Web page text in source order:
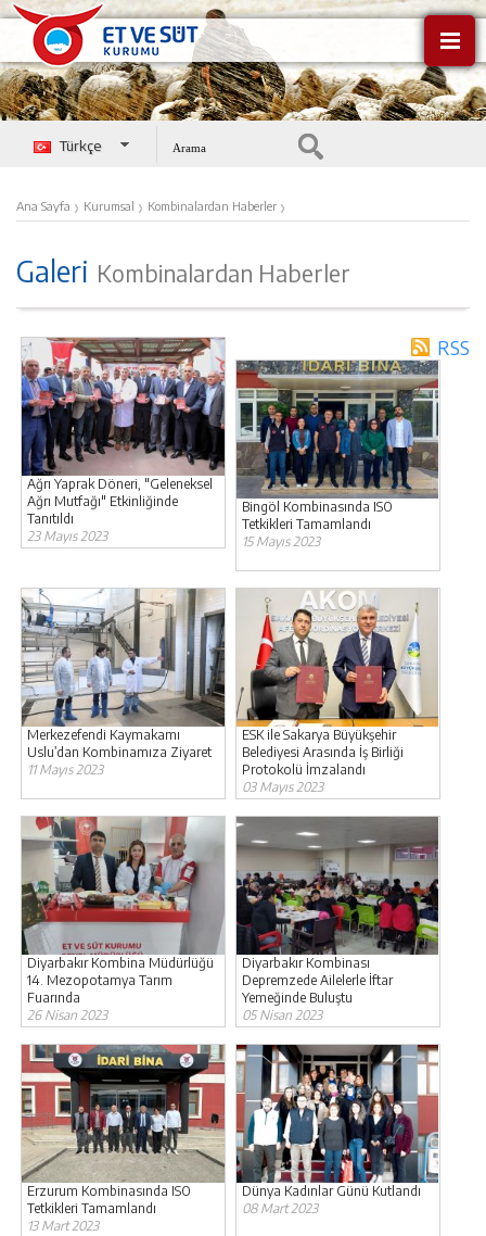
Türkçe
Ana Sayfa › Kurumsal › Kombinalardan Haberler ›
Galeri Kombinalardan Haberler
RSS
Ağrı Yaprak Döneri, "Geleneksel
Ağrı Mutfağı" Etkinliğinde
Tanıtıldı
23 Mayıs 2023
Bingöl Kombinasında ISO
Tetkikleri Tamamlandı
15 Mayıs 2023
Merkezefendi Kaymakamı
Uslu’dan Kombinamıza Ziyaret
11 Mayıs 2023
ESK ile Sakarya Büyükşehir
Belediyesi Arasında İş Birliği
Protokolü İmzalandı
03 Mayıs 2023
Diyarbakır Kombina Müdürlüğü
14. Mezopotamya Tarım
Fuarında
26 Nisan 2023
Diyarbakır Kombinası
Depremzede Ailelerle İftar
Yemeğinde Buluştu
05 Nisan 2023
Erzurum Kombinasında ISO
Tetkikleri Tamamlandı
13 Mart 2023
Dünya Kadınlar Günü Kutlandı
08 Mart 2023